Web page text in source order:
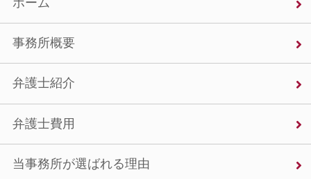
ホーム
事務所概要
弁護士紹介
弁護士費用
当事務所が選ばれる理由